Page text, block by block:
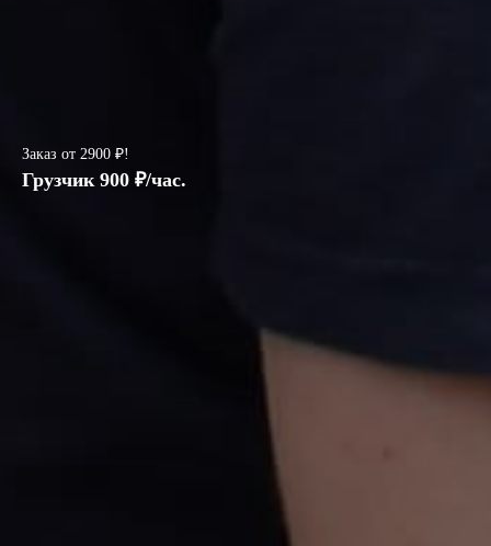
Заказ от 2900 ₽!
Грузчик 900 ₽/час.